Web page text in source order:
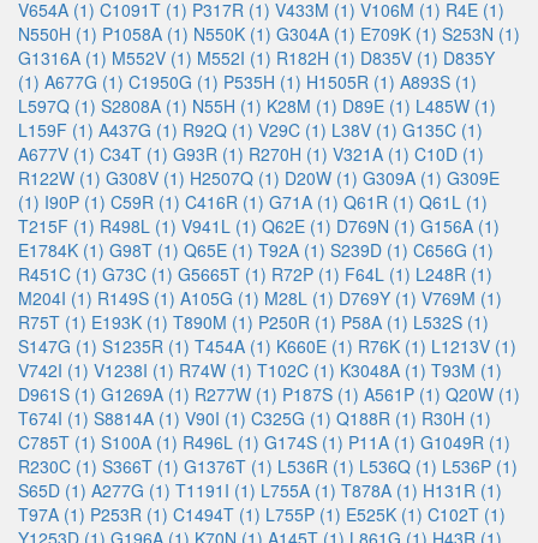
V654A (1) C1091T (1) P317R (1) V433M (1) V106M (1) R4E (1)
N550H (1) P1058A (1) N550K (1) G304A (1) E709K (1) S253N (1)
G1316A (1) M552V (1) M552I (1) R182H (1) D835V (1) D835Y
(1) A677G (1) C1950G (1) P535H (1) H1505R (1) A893S (1)
L597Q (1) S2808A (1) N55H (1) K28M (1) D89E (1) L485W (1)
L159F (1) A437G (1) R92Q (1) V29C (1) L38V (1) G135C (1)
A677V (1) C34T (1) G93R (1) R270H (1) V321A (1) C10D (1)
R122W (1) G308V (1) H2507Q (1) D20W (1) G309A (1) G309E
(1) I90P (1) C59R (1) C416R (1) G71A (1) Q61R (1) Q61L (1)
T215F (1) R498L (1) V941L (1) Q62E (1) D769N (1) G156A (1)
E1784K (1) G98T (1) Q65E (1) T92A (1) S239D (1) C656G (1)
R451C (1) G73C (1) G5665T (1) R72P (1) F64L (1) L248R (1)
M204I (1) R149S (1) A105G (1) M28L (1) D769Y (1) V769M (1)
R75T (1) E193K (1) T890M (1) P250R (1) P58A (1) L532S (1)
S147G (1) S1235R (1) T454A (1) K660E (1) R76K (1) L1213V (1)
V742I (1) V1238I (1) R74W (1) T102C (1) K3048A (1) T93M (1)
D961S (1) G1269A (1) R277W (1) P187S (1) A561P (1) Q20W (1)
T674I (1) S8814A (1) V90I (1) C325G (1) Q188R (1) R30H (1)
C785T (1) S100A (1) R496L (1) G174S (1) P11A (1) G1049R (1)
R230C (1) S366T (1) G1376T (1) L536R (1) L536Q (1) L536P (1)
S65D (1) A277G (1) T1191I (1) L755A (1) T878A (1) H131R (1)
T97A (1) P253R (1) C1494T (1) L755P (1) E525K (1) C102T (1)
Y1253D (1) G196A (1) K70N (1) A145T (1) L861G (1) H43R (1)